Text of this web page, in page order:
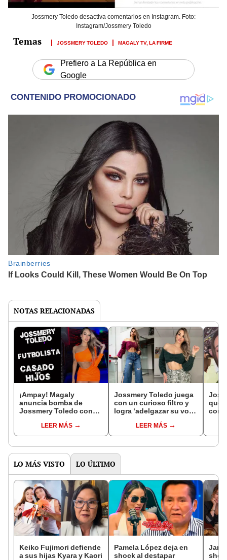
Jossmery Toledo desactiva comentarios en Instagram. Foto:
Instagram/Jossmery Toledo
JOSSMERY TOLEDO MAGALY TV, LA FIRME
Prefiero a La República en
Google
NOTAS RELACIONADAS
¡Ampay! Magaly
anuncia bomba de
Jossmery Toledo con
fue al mundial
LEER MÁS
Jossmery Toledo juega
con un curioso filtro y
logra ‘adelgazar su voz’:
LEER MÁS
LO MÁS VISTO LO ÚLTIMO
Keiko Fujimori defiende
a sus hijas Kyara y Kaori
Pamela López deja en
shock al destapar